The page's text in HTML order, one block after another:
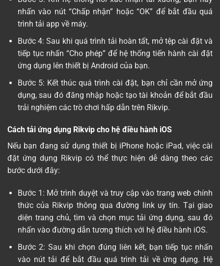
nhấn vào nút “Chấp nhận” hoặc “OK” để bắt đầu quá
trình tải app về máy.
Bước 4: Sau khi quá trình tải hoàn tất, mở tệp cài đặt và
tiếp tục nhấn “Cho phép” để hệ thống tiến hành cài đặt
ứng dụng lên thiết bị Android của bạn.
Bước 5: Kết thúc quá trình cài đặt, bạn chỉ cần mở ứng
dụng, sau đó đăng nhập hoặc tạo tài khoản để bắt đầu
trải nghiệm các trò chơi hấp dẫn trên Rikvip.
Cách tải ứng dụng Rikvip cho hệ điều hành iOS
Nếu bạn đang sử dụng thiết bị iPhone hoặc iPad, việc cài
đặt ứng dụng Rikvip có thể thực hiện dễ dàng theo các
bước dưới đây:
Bước 1: Mở trình duyệt và truy cập vào trang web chính
thức của Rikvip thông qua đường link uy tín. Tại giao
diện trang chủ, tìm và chọn mục tải ứng dụng, sau đó
nhấn vào đường dẫn tương thích với hệ điều hành iOS.
Bước 2: Sau khi chọn đúng liên kết, bạn tiếp tục nhấn
vào nút tải để bắt đầu quá trình tải về ứng dụng. Hệ